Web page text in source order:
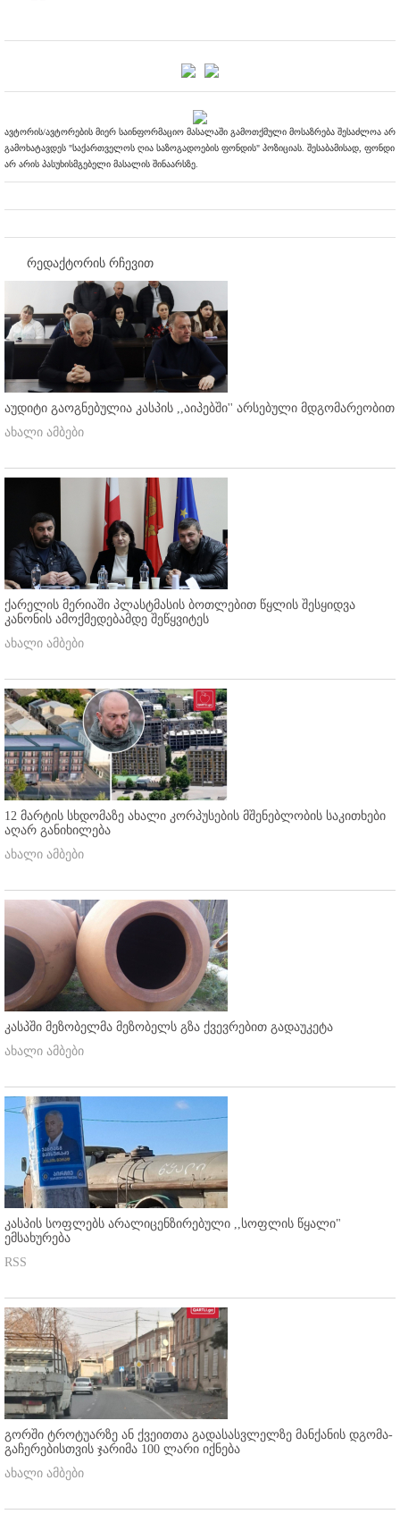
ავტორის/ავტორების მიერ საინფორმაციო მასალაში გამოთქმული მოსაზრება შესაძლოა არ
გამოხატავდეს "საქართველოს ღია საზოგადოების ფონდის" პოზიციას. შესაბამისად, ფონდი
არ არის პასუხისმგებელი მასალის შინაარსზე.
რედაქტორის რჩევით
აუდიტი გაოგნებულია კასპის ,,აიპებში'' არსებული მდგომარეობით
ახალი ამბები
ქარელის მერიაში პლასტმასის ბოთლებით წყლის შესყიდვა
კანონის ამოქმედებამდე შეწყვიტეს
ახალი ამბები
12 მარტის სხდომაზე ახალი კორპუსების მშენებლობის საკითხები
აღარ განიხილება
ახალი ამბები
კასპში მეზობელმა მეზობელს გზა ქვევრებით გადაუკეტა
ახალი ამბები
კასპის სოფლებს არალიცენზირებული ,,სოფლის წყალი"
ემსახურება
RSS
გორში ტროტუარზე ან ქვეითთა გადასასვლელზე მანქანის დგომა-
გაჩერებისთვის ჯარიმა 100 ლარი იქნება
ახალი ამბები